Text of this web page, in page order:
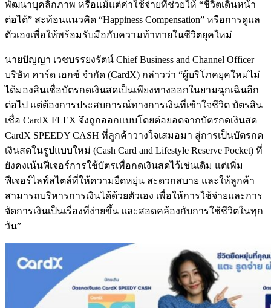
พัฒนาบุคลิกภาพ หรือแม้แต่ค่าใช้จ่ายที่ช่วยให้ “ชีวิตเดินหน้า
ต่อได้” สะท้อนแนวคิด “Happiness Compensation” หรือการดูแล
ตัวเองเพื่อให้พร้อมรับมือกับความท้าทายในชีวิตยุคใหม่
นายปัญญา เวชบรรยงรัตน์ Chief Business and Channel Officer
บริษัท คาร์ด เอกซ์ จำกัด (CardX) กล่าวว่า “ผู้บริโภคยุคใหม่ไม่
ได้มองสินเชื่อบัตรกดเงินสดเป็นเพียงทางออกในยามฉุกเฉินอีก
ต่อไป แต่ต้องการประสบการณ์ทางการเงินที่เข้าใจชีวิต บัตรสิน
เชื่อ CardX FLEX จึงถูกออกแบบโดยต่อยอดจากบัตรกดเงินสด
CardX SPEEDY CASH ที่ลูกค้าวางใจเสมอมา สู่การเป็นบัตรกด
เงินสดในรูปแบบใหม่ (Cash Card and Lifestyle Reserve Pocket) ที่
ยังคงเน้นฟีเจอร์การใช้บัตรเพื่อกดเงินสดไว้เช่นเดิม แต่เพิ่ม
ฟีเจอร์ไลฟ์สไตล์ที่ให้ความยืดหยุ่น สะดวกสบาย และให้ลูกค้า
สามารถบริหารการเงินได้ด้วยตัวเอง เพื่อให้การใช้จ่ายและการ
จัดการเงินเป็นเรื่องที่ง่ายขึ้น และสอดคล้องกับการใช้ชีวิตในทุก
วัน”